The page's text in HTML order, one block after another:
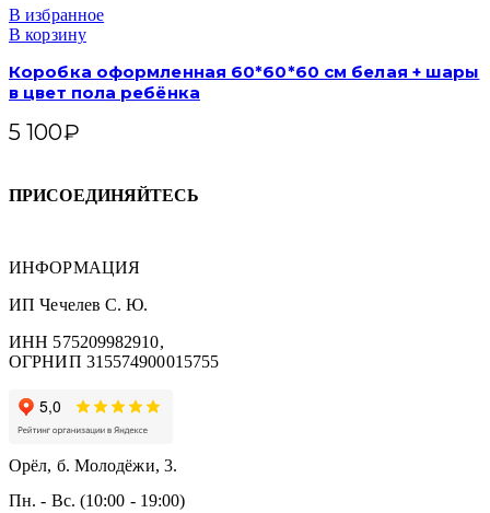
В избранное
В корзину
Коробка оформленная 60*60*60 см белая + шары
в цвет пола ребёнка
5 100₽
ПРИСОЕДИНЯЙТЕСЬ
ИНФОРМАЦИЯ
ИП Чечелев С. Ю.
ИНН 575209982910,
ОГРНИП 315574900015755
Орёл, б. Молодёжи, 3.
Пн. - Вс. (10:00 - 19:00)